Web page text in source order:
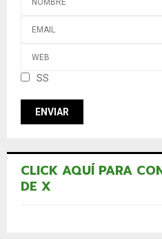
SS
CLICK AQUÍ PARA
DE X